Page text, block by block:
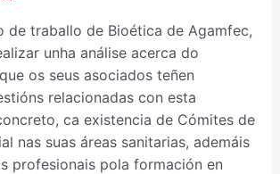
de traballo de Bioética de Agamfec,
unha análise acerca do
os seus asociados teñen
relacionadas con esta
ca existencia de Cómites de
nas suas áreas sanitarias, ademáis
profesionais pola formación en